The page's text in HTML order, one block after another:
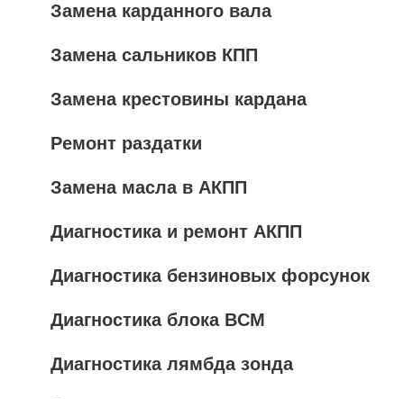
Замена карданного вала
Замена сальников КПП
Замена крестовины кардана
Ремонт раздатки
Замена масла в АКПП
Диагностика и ремонт АКПП
Диагностика бензиновых форсунок
Диагностика блока BCM
Диагностика лямбда зонда